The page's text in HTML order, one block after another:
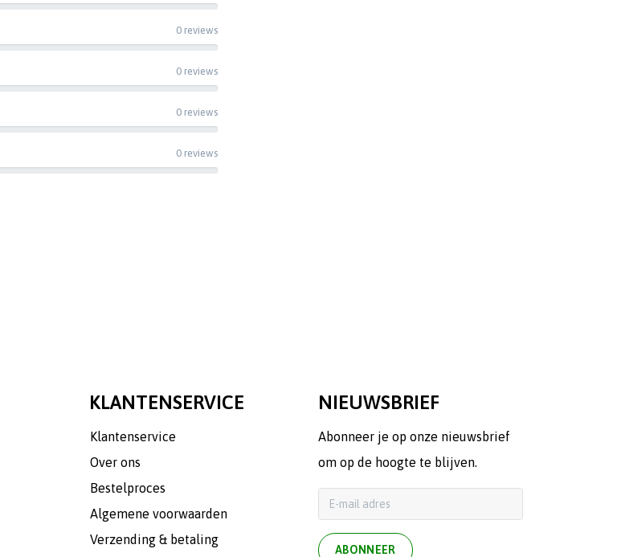
0 reviews
0 reviews
0 reviews
0 reviews
KLANTENSERVICE
Klantenservice
Over ons
Bestelproces
Algemene voorwaarden
Verzending & betaling
NIEUWSBRIEF
Abonneer je op onze nieuwsbrief
om op de hoogte te blijven.
ABONNEER